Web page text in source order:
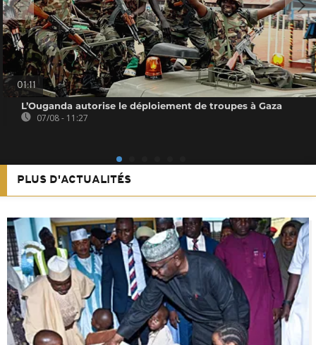
01:11
L’Ouganda autorise le déploiement de troupes à Gaza
07/08 - 11:27
PLUS D'ACTUALITÉS